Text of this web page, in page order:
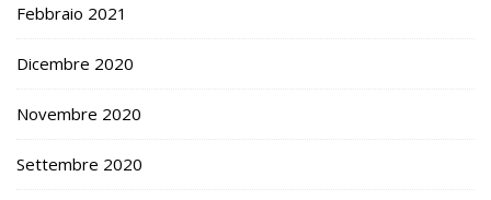
Febbraio 2021
Dicembre 2020
Novembre 2020
Settembre 2020